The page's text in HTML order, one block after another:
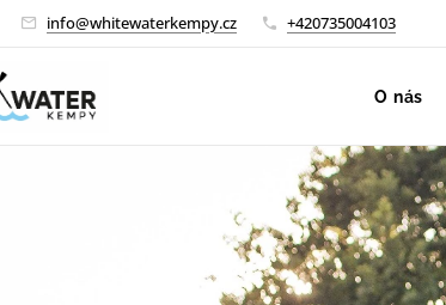
info@whitewaterkempy.cz +420735004103
O nás